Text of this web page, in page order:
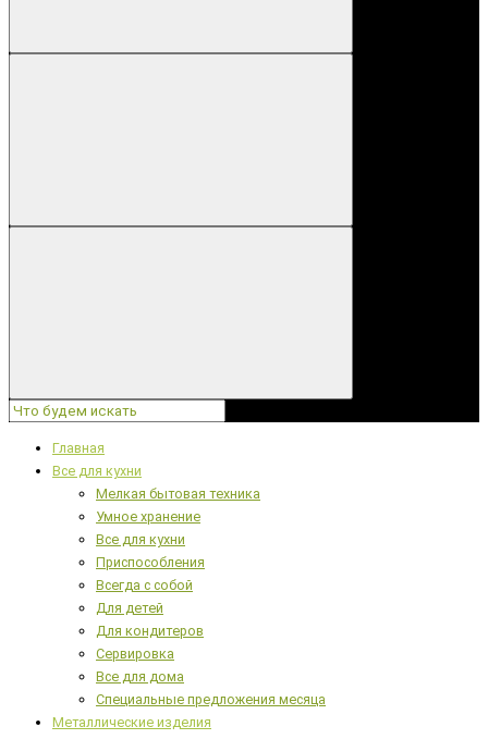
Главная
Все для кухни
Мелкая бытовая техника
Умное хранение
Все для кухни
Приспособления
Всегда с собой
Для детей
Для кондитеров
Сервировка
Все для дома
Специальные предложения месяца
Металлические изделия